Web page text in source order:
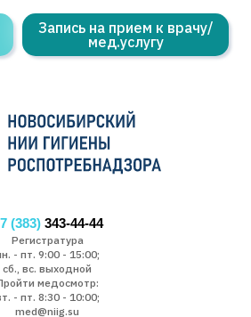
Запись на прием к врачу/
мед.услугу
(383)343-44-44
Регистратура
- пт. 9:00 - 15:00;
сб., вс. выходной
медосмотр:
- пт. 8:30 - 10:00;
med@niig.su